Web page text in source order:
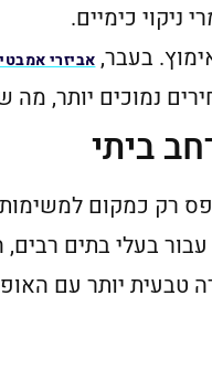
ניקוי כימיים.
בעבר, אביזרי
נמוכים יותר,
ביתי
רק כמקום
עבור בעלי בתים
טבעית יותר עם